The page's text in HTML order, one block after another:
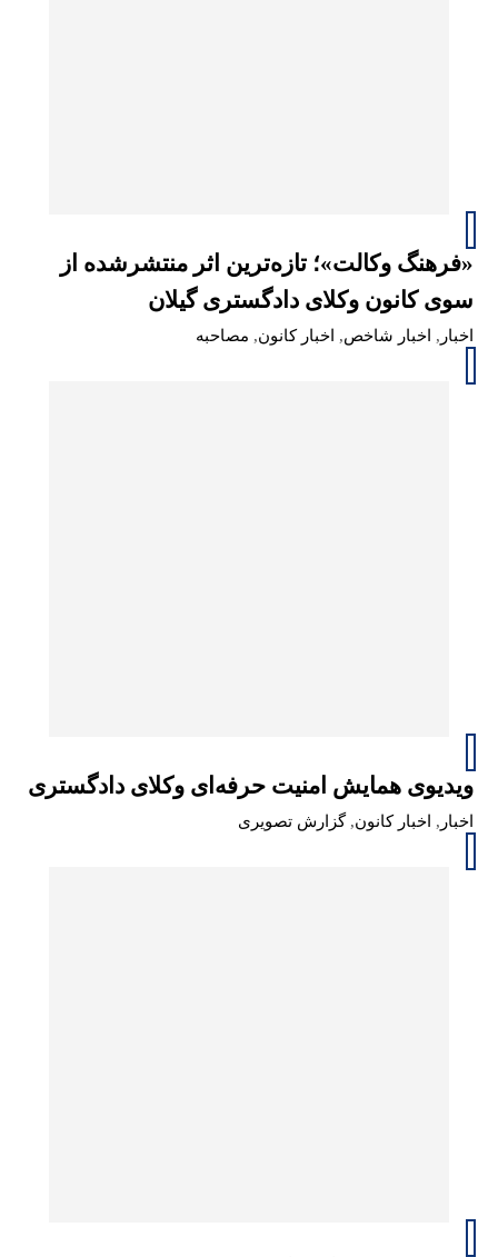
«فرهنگ وکالت»؛ تازه‌ترین اثر منتشرشده از
سوی کانون وکلای دادگستری گیلان
اخبار , اخبار شاخص, اخبار کانون, مصاحبه
ویدیوی همایش امنیت حرفه‌ای وکلای دادگستری
اخبار , اخبار کانون,گزارش تصویری